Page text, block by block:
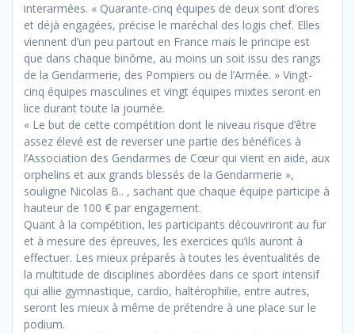
interarmées. « Quarante-cinq équipes de deux sont d’ores
et déjà engagées, précise le maréchal des logis chef. Elles
viennent d’un peu partout en France mais le principe est
que dans chaque binôme, au moins un soit issu des rangs
de la Gendarmerie, des Pompiers ou de l’Armée. » Vingt-
cinq équipes masculines et vingt équipes mixtes seront en
lice durant toute la journée.
« Le but de cette compétition dont le niveau risque d’être
assez élevé est de reverser une partie des bénéfices à
l’Association des Gendarmes de Cœur qui vient en aide, aux
orphelins et aux grands blessés de la Gendarmerie »,
souligne Nicolas B.. , sachant que chaque équipe participe à
hauteur de 100 € par engagement.
Quant à la compétition, les participants découvriront au fur
et à mesure des épreuves, les exercices qu’ils auront à
effectuer. Les mieux préparés à toutes les éventualités de
la multitude de disciplines abordées dans ce sport intensif
qui allie gymnastique, cardio, haltérophilie, entre autres,
seront les mieux à même de prétendre à une place sur le
podium.